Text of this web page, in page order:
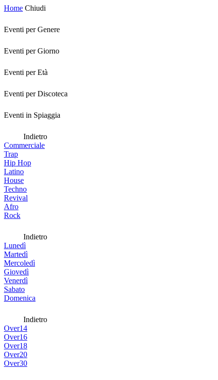
Home Chiudi
Eventi per Genere
Eventi per Giorno
Eventi per Età
Eventi per Discoteca
Eventi in Spiaggia
Indietro
Commerciale
Trap
Hip Hop
Latino
House
Techno
Revival
Afro
Rock
Indietro
Lunedì
Martedì
Mercoledì
Giovedì
Venerdì
Sabato
Domenica
Indietro
Over14
Over16
Over18
Over20
Over30